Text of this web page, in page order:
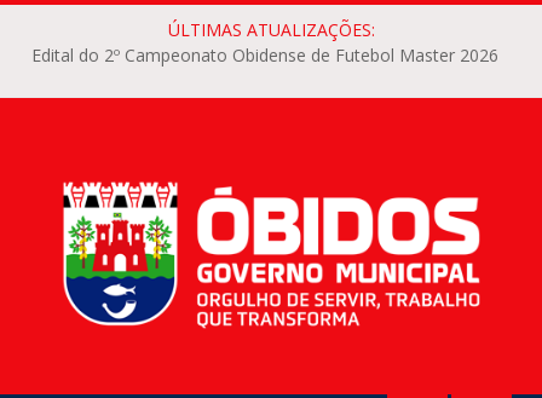
ÚLTIMAS ATUALIZAÇÕES:
Edital do 2º Campeonato Obidense de Futebol Master 2026